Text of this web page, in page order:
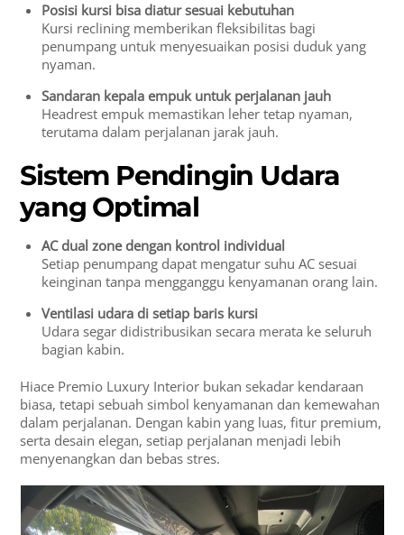
Posisi kursi bisa diatur sesuai kebutuhan
Kursi reclining memberikan fleksibilitas bagi
penumpang untuk menyesuaikan posisi duduk yang
nyaman.
Sandaran kepala empuk untuk perjalanan jauh
Headrest empuk memastikan leher tetap nyaman,
terutama dalam perjalanan jarak jauh.
Sistem Pendingin Udara
yang Optimal
AC dual zone dengan kontrol individual
Setiap penumpang dapat mengatur suhu AC sesuai
keinginan tanpa mengganggu kenyamanan orang lain.
Ventilasi udara di setiap baris kursi
Udara segar didistribusikan secara merata ke seluruh
bagian kabin.
Hiace Premio Luxury Interior bukan sekadar kendaraan
biasa, tetapi sebuah simbol kenyamanan dan kemewahan
dalam perjalanan. Dengan kabin yang luas, fitur premium,
serta desain elegan, setiap perjalanan menjadi lebih
menyenangkan dan bebas stres.